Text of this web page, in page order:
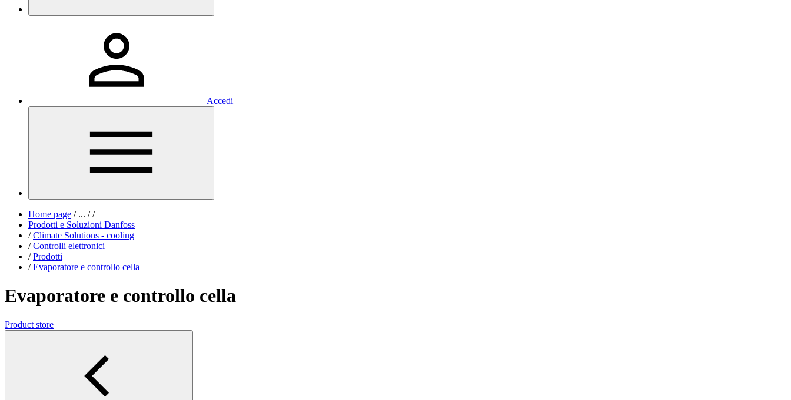
Accedi
Home page /... / /
Prodotti e Soluzioni Danfoss
/ Climate Solutions - cooling
/ Controlli elettronici
/ Prodotti
/ Evaporatore e controllo cella
Evaporatore e controllo cella
Product store